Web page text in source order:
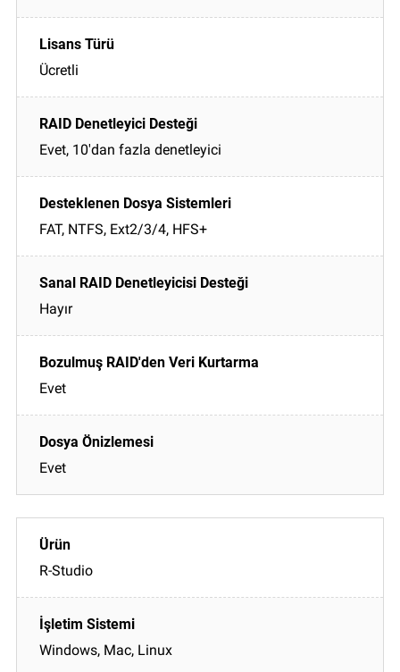
Ücretli
Evet, 10'dan fazla denetleyici
FAT, NTFS, Ext2/3/4, HFS+
Hayır
Evet
Evet
R-Studio
Windows, Mac, Linux